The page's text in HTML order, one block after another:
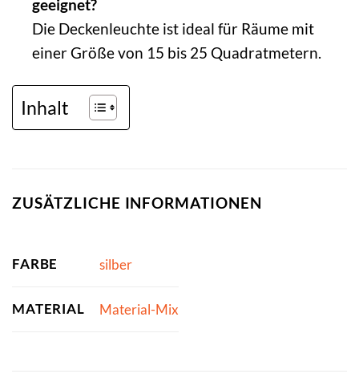
geeignet?
Die Deckenleuchte ist ideal für Räume mit
einer Größe von 15 bis 25 Quadratmetern.
Inhalt
ZUSÄTZLICHE INFORMATIONEN
FARBE silber
MATERIAL Material-Mix